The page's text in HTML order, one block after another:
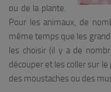
ou de la plante.
Pour les animaux, de
même temps que les
les choisir (il y a de
découper et les coller sur
des moustaches ou des